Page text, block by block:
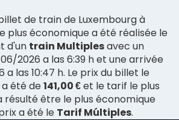
de train de Luxembourg à
plus économique a été réalisée le
d'un train Multiplesavec un
2026 a las 6:39 h et une arrivée
las 10:47 h. Le prix du billet le
été de141,00 €et le tarif le plus
résulté être le plus économique
a été le Tarif Múltiples.